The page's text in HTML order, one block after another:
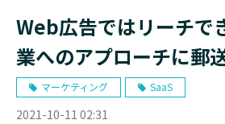
Web広告ではリーチで
業へのアプローチに郵
当日発送」でイベント
マーケティング SaaS
2021-10-11 02:31